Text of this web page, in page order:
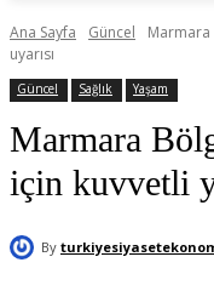
Ana Sayfa Güncel
Marmara
uyarısı
Güncel Sağlık Yaşam
Marmara
için kuvvetli
By